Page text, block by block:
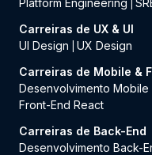
Platform Engineering
Carreiras de UX & UI
UI Design
UX Design
Carreiras de Mobile &
Desenvolvimento Mobile
Front-End React
Carreiras de Back-End
Desenvolvimento Back-